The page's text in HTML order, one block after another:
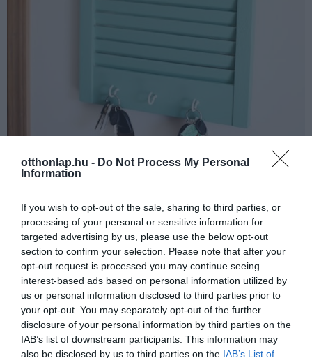
otthonlap.hu - Do Not Process My Personal
Information
If you wish to opt-out of the sale, sharing to third parties, or
processing of your personal or sensitive information for
targeted advertising by us, please use the below opt-out
section to confirm your selection. Please note that after your
opt-out request is processed you may continue seeing
interest-based ads based on personal information utilized by
us or personal information disclosed to third parties prior to
your opt-out. You may separately opt-out of the further
disclosure of your personal information by third parties on the
IAB’s list of downstream participants. This information may
also be disclosed by us to third parties on the IAB’s List of
Forrás:Shelterness